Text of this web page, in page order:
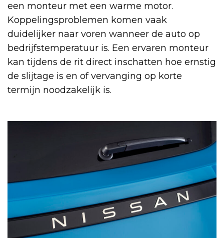
een monteur met een warme motor.
Koppelingsproblemen komen vaak
duidelijker naar voren wanneer de auto op
bedrijfstemperatuur is. Een ervaren monteur
kan tijdens de rit direct inschatten hoe ernstig
de slijtage is en of vervanging op korte
termijn noodzakelijk is.